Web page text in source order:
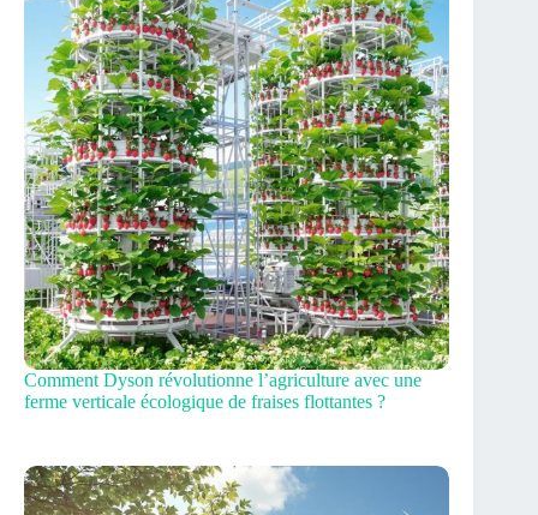
Comment Dyson révolutionne l’agriculture avec une
ferme verticale écologique de fraises flottantes ?